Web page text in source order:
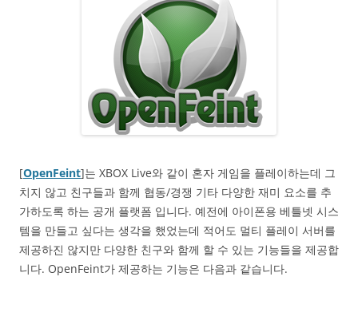
[OpenFeint]는 XBOX Live와 같이 혼자 게임을 플레이하는데 그
치지 않고 친구들과 함께 협동/경쟁 기타 다양한 재미 요소를 추
가하도록 하는 공개 플랫폼 입니다. 예전에 아이폰용 베틀넷 시스
템을 만들고 싶다는 생각을 했었는데 적어도 멀티 플레이 서버를
제공하진 않지만 다양한 친구와 함께 할 수 있는 기능들을 제공합
니다. OpenFeint가 제공하는 기능은 다음과 같습니다.